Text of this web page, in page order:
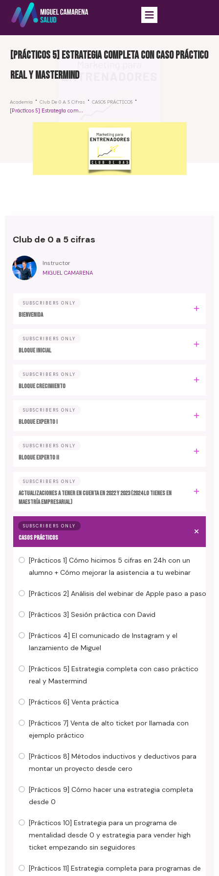
[Prácticos 5] Estrategia completa con caso práctico
real y Mastermind
Academia Club De 0 A 5 Cifras CASOS PRÁCTICOS
[Prácticos 5] Estrategia completa con caso práctico real y Mastermind
Club de 0 a 5 cifras
Instructor
MIGUEL CAMARENA
SUBSCRIBERS ONLY
BIENVENIDA
SUBSCRIBERS ONLY
BLOQUE INICIAL
SUBSCRIBERS ONLY
BLOQUE CRECIMIENTO
SUBSCRIBERS ONLY
BLOQUE EXPERTO I
SUBSCRIBERS ONLY
BLOQUE EXPERTO II
SUBSCRIBERS ONLY
ACTUALIZACIONES A TENER EN CUENTA EN 2022 y 2023 (2024 LO TIENES EN
MAESTRÍA EMPRESARIAL)
SUBSCRIBERS ONLY
CASOS PRÁCTICOS
[Prácticos 1] Cómo hicimos 5 cifras en 24h con un
alumno + Cómo mejorar la asistencia a tu webinar
[Prácticos 2] Análisis del webinar de Apple paso a paso
[Prácticos 3] Sesión práctica con David
[Prácticos 4] El comunicado de Instagram y el
lanzamiento de Miguel
[Prácticos 5] Estrategia completa con caso práctico
real y Mastermind
[Prácticos 6] Venta práctica
[Prácticos 7] Venta de alto ticket por llamada con
ejemplo práctico
[Prácticos 8] Métodos inductivos y deductivos para
montar un proyecto desde cero
[Prácticos 9] Cómo hacer una estrategia completa
desde 0
[Prácticos 10] Estrategia para un programa de
mentalidad desde 0 y estrategia para vender high
ticket empezando sin seguidores
[Prácticos 11] Estrategia completa para programas de